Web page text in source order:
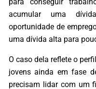
acumular uma
oportunidade de
uma dívida alta para
O caso dela reflete o
jovens ainda em fase
precisam lidar com um